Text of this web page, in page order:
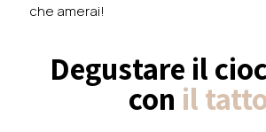
che amerai!
Degustare il
con il